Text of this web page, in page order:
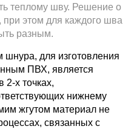
теплому шву. Решение о
этом для каждого шва
разным.
для изготовления
ПВХ, является
2-х точках,
нижнему
жгутом материал не
связанных с